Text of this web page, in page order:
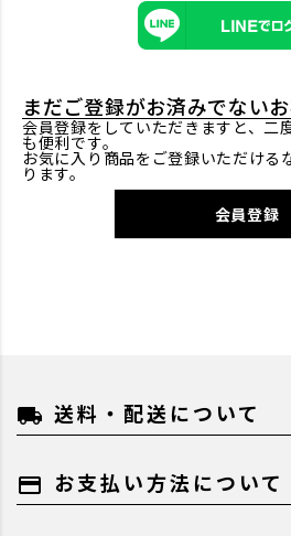
まだご登録がお済みでない
会員登録をしていただきますと、二
も便利です。
お気に入り商品をご登録いただける
ります。
会員登録
local_shipping 送料・配送について
payment お支払い方法について